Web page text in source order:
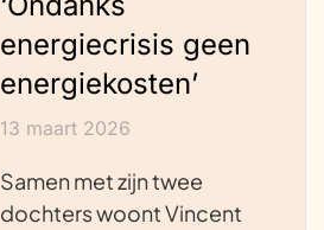
energiecrisis geen
energiekosten’
13 maart 2026
Samen met zijn twee
dochters woont Vincent